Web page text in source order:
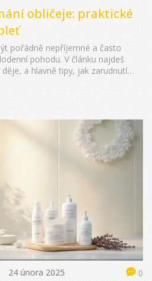
obličeje: praktické
pořádně nepříjemné a často
pohodu. V článku najdeš
a hlavně tipy, jak zarudnutí
jak upravit svůj denní režim a co
24 února 2025 0